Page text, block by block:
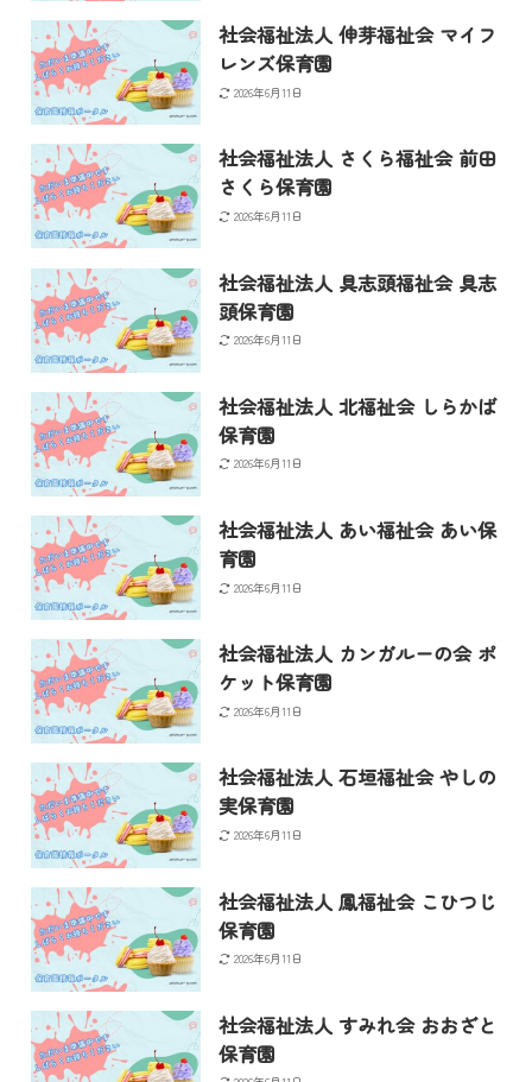
社会福祉法人 伸芽福祉会 マイフ
レンズ保育園
2026年6月11日
社会福祉法人 さくら福祉会 前田
さくら保育園
2026年6月11日
社会福祉法人 具志頭福祉会 具志
頭保育園
2026年6月11日
社会福祉法人 北福祉会 しらかば
保育園
2026年6月11日
社会福祉法人 あい福祉会 あい保
育園
2026年6月11日
社会福祉法人 カンガルーの会 ポ
ケット保育園
2026年6月11日
社会福祉法人 石垣福祉会 やしの
実保育園
2026年6月11日
社会福祉法人 鳳福祉会 こひつじ
保育園
2026年6月11日
社会福祉法人 すみれ会 おおざと
保育園